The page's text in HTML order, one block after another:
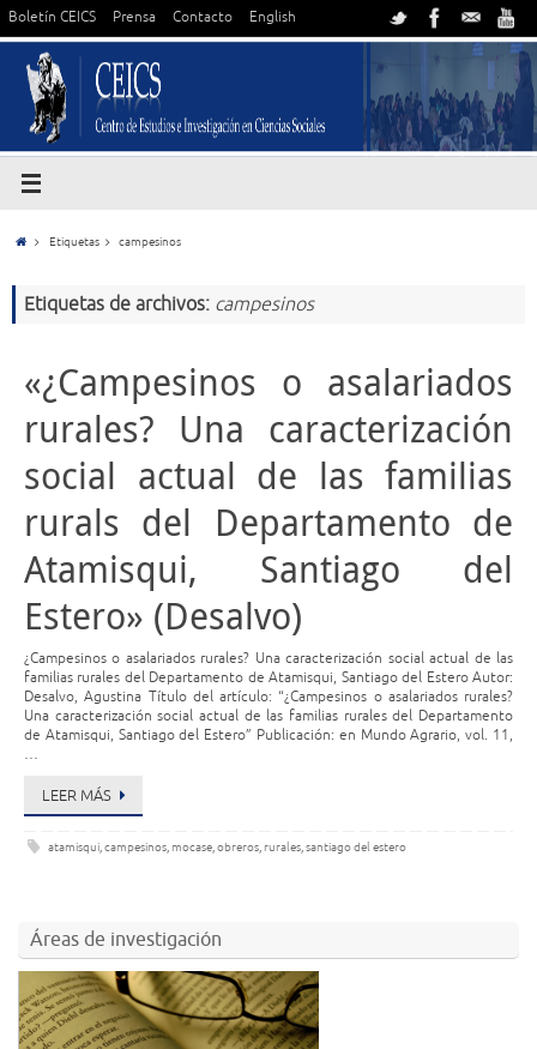
Boletín CEICS Prensa Contacto English
Etiquetas campesinos
Etiquetas de archivos: campesinos
«¿Campesinos o asalariados
rurales? Una caracterización
social actual de las familias
rurals del Departamento de
Atamisqui, Santiago del
Estero» (Desalvo)
¿Campesinos o asalariados rurales? Una caracterización social actual de las
familias rurales del Departamento de Atamisqui, Santiago del Estero Autor:
Desalvo, Agustina Título del artículo: “¿Campesinos o asalariados rurales?
Una caracterización social actual de las familias rurales del Departamento
de Atamisqui, Santiago del Estero” Publicación: en Mundo Agrario, vol. 11,
…
LEER MÁS
atamisqui,campesinos, mocase,obreros, rurales,santiago del estero
Áreas de investigación